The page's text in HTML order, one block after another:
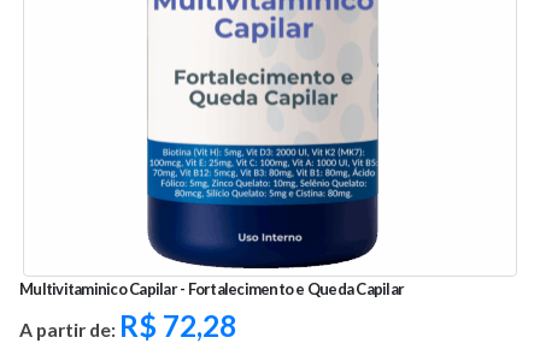
Multivitaminico Capilar - Fortalecimento e Queda Capilar
A partir de: R$ 72,28